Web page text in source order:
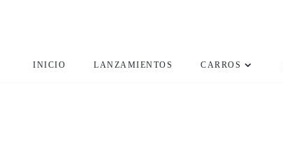
INICIO LANZAMIENTOS CARROS